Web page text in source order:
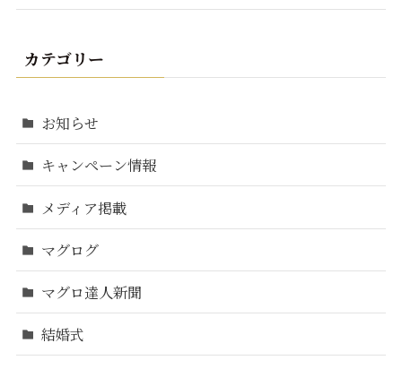
カテゴリー
お知らせ
キャンペーン情報
メディア掲載
マグログ
マグロ達人新聞
結婚式